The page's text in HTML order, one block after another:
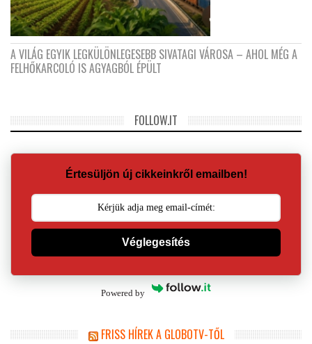
A VILÁG EGYIK LEGKÜLÖNLEGESEBB SIVATAGI VÁROSA – AHOL MÉG A
FELHŐKARCOLÓ IS AGYAGBÓL ÉPÜLT
FOLLOW.IT
Értesüljön új cikkeinkről emailben!
Véglegesítés
Powered by
FRISS HÍREK A GLOBOTV-TŐL